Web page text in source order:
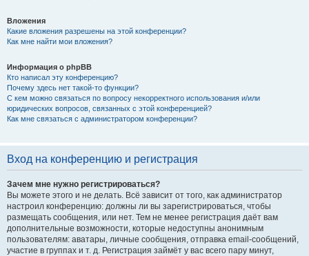
Вложения
Какие вложения разрешены на этой конференции?
Как мне найти мои вложения?
Информация о phpBB
Кто написал эту конференцию?
Почему здесь нет такой-то функции?
С кем можно связаться по вопросу некорректного использования и/или
юридических вопросов, связанных с этой конференцией?
Как мне связаться с администратором конференции?
Вход на конференцию и регистрация
Зачем мне нужно регистрироваться?
Вы можете этого и не делать. Всё зависит от того, как администратор
настроил конференцию: должны ли вы зарегистрироваться, чтобы
размещать сообщения, или нет. Тем не менее регистрация даёт вам
дополнительные возможности, которые недоступны анонимным
пользователям: аватары, личные сообщения, отправка email-сообщений,
участие в группах и т. д. Регистрация займёт у вас всего пару минут,